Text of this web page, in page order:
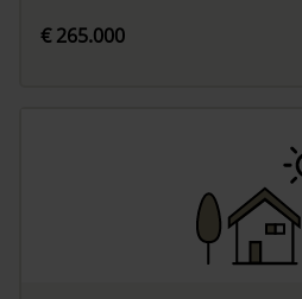
€ 265.000